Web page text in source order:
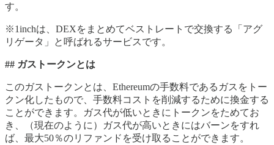
す。
※1inchは、DEXをまとめてベストレートで交換する「アグ
リゲータ」と呼ばれるサービスです。
## ガストークンとは
このガストークンとは、Ethereumの手数料であるガスをトー
クン化したもので、手数料コストを削減するために換金する
ことができます。ガス代が低いときにトークンをためてお
き、（現在のように）ガス代が高いときにはバーンをすれ
ば、最大50％のリファンドを受け取ることができます。